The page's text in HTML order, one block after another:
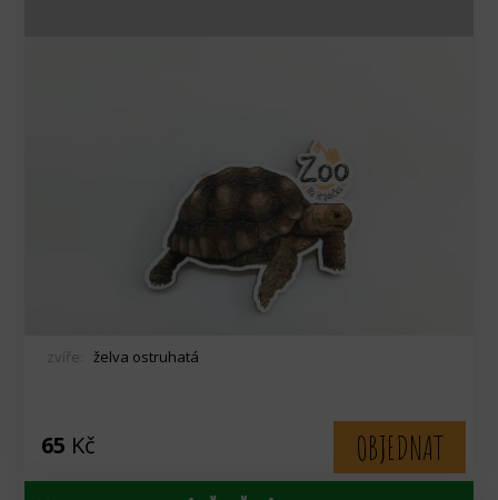
zvíře: želva ostruhatá
65 Kč
OBJEDNAT